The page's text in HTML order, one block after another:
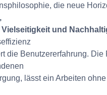
die neue
Vielseitigkeit und
die Benutzererfahrung.
lässt ein Arbeiten